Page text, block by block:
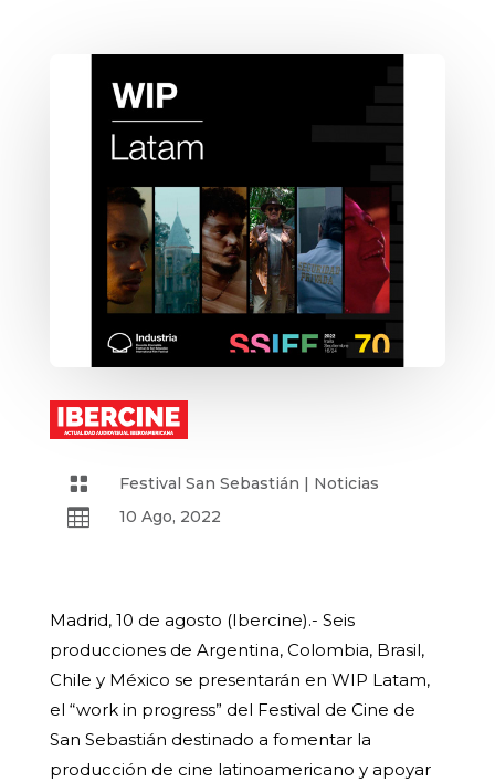
 Festival San Sebastián | Noticias
 10 Ago, 2022
Madrid, 10 de agosto (Ibercine).- Seis
producciones de Argentina, Colombia, Brasil,
Chile y México se presentarán en WIP Latam,
el “work in progress” del Festival de Cine de
San Sebastián destinado a fomentar la
producción de cine latinoamericano y apoyar